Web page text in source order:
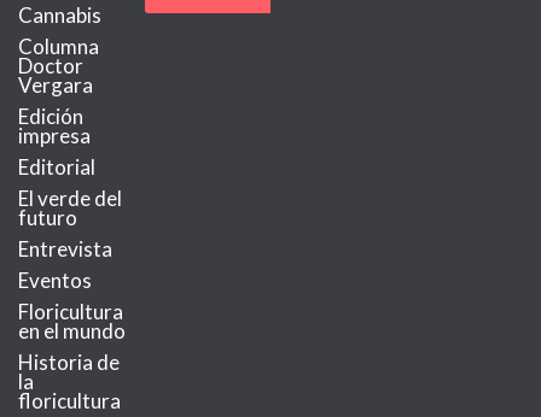
Cannabis
Columna
Doctor
Vergara
Edición
impresa
Editorial
El verde del
futuro
Entrevista
Eventos
Floricultura
en el mundo
Historia de
la
floricultura